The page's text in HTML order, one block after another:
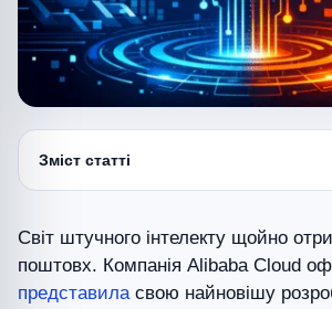
Зміст статті
Світ штучного інтелекту щойно
поштовх. Компанія Alibaba Cloud
представиласвою найновішу